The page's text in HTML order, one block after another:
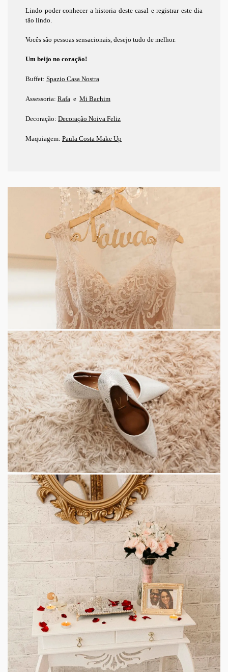
Lindo poder conhecer a historia deste casal e registrar este dia
tão lindo.
Vocês são pessoas sensacionais, desejo tudo de melhor.
Um beijo no coração!
Buffet: Spazio Casa Nostra
Assessoria: Rafa e Mi Bachim
Decoração: Decoração Noiva Feliz
Maquiagem: Paula Costa Make Up